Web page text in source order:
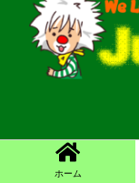
ホーム